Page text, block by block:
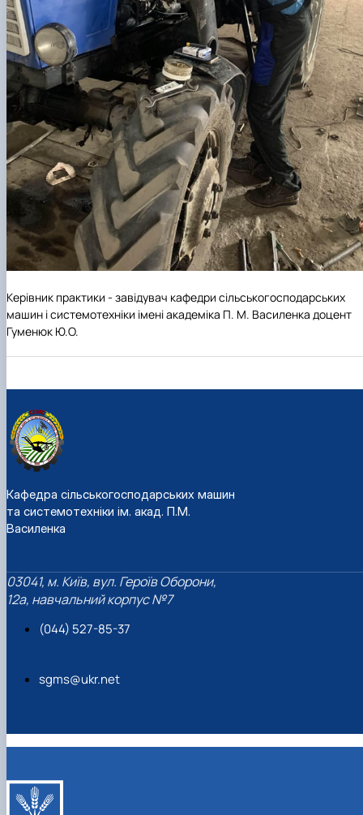
Керівник практики - завідувач кафедри сільськогосподарських
машин і системотехніки імені академіка П. М. Василенка доцент
Гуменюк Ю.О.
Кафедра сільськогосподарських машин
та системотехніки ім. акад. П.М.
Василенка
03041, м. Київ, вул. Героїв Оборони,
12а, навчальний корпус №7
(044) 527-85-37
sgms@ukr.net